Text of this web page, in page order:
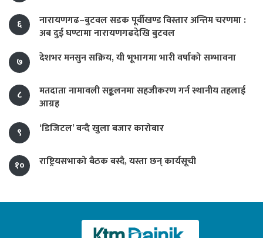
६
नारायणगढ–बुटवल सडक पूर्वीखण्ड विस्तार अन्तिम चरणमा :
अब दुई घण्टामा नारायणगढदेखि बुटवल
७
देशभर मनसुन सक्रिय, यी भूभागमा भारी वर्षाको सम्भावना
८
मतदाता नामावली सङ्कलनमा सहजीकरण गर्न स्थानीय तहलाई
आग्रह
९
‘डिजिटल’ बन्दै खुला बजार कारोबार
१० राष्ट्रियसभाको बैठक बस्दै, यस्ता छन् कार्यसूची